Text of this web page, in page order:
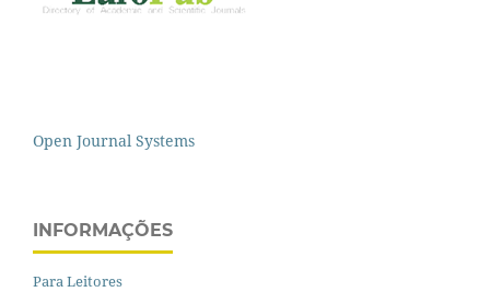
Open Journal Systems
INFORMAÇÕES
Para Leitores